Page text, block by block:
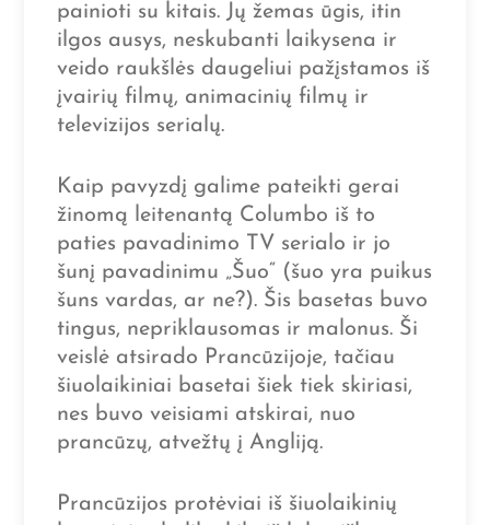
painioti su kitais. Jų žemas ūgis, itin
ilgos ausys, neskubanti laikysena ir
veido raukšlės daugeliui pažįstamos iš
įvairių filmų, animacinių filmų ir
televizijos serialų.
Kaip pavyzdį galime pateikti gerai
žinomą leitenantą Columbo iš to
paties pavadinimo TV serialo ir jo
šunį pavadinimu „Šuo“ (šuo yra puikus
šuns vardas, ar ne?). Šis basetas buvo
tingus, nepriklausomas ir malonus. Ši
veislė atsirado Prancūzijoje, tačiau
šiuolaikiniai basetai šiek tiek skiriasi,
nes buvo veisiami atskirai, nuo
prancūzų, atvežtų į Angliją.
Prancūzijos protėviai iš šiuolaikinių